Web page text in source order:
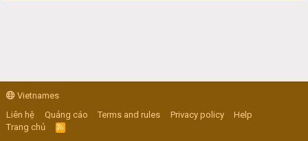
Vietnames
Liên hệ
Quảng cáo Terms and rules Privacy policy
Help
Trang chủ
R
S